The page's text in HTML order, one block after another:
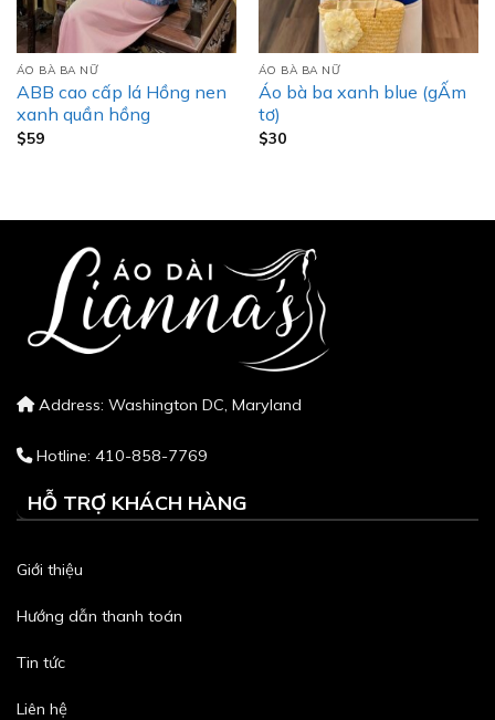
ÁO BÀ BA NỮ
ABB cao cấp lá Hồng nen
xanh quần hồng
$59
ÁO BÀ BA NỮ
Áo bà ba xanh blue (gẤm
tơ)
$30
Address: Washington DC, Maryland
Hotline: 410-858-7769
HỖ TRỢ KHÁCH HÀNG
Giới thiệu
Hướng dẫn thanh toán
Tin tức
Liên hệ